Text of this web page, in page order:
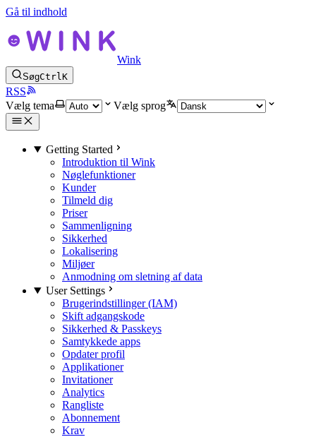
Gå til indhold
Wink
SøgCtrlK
RSS
Vælg tema
Vælg sprog
Getting Started
Introduktion til Wink
Nøglefunktioner
Kunder
Tilmeld dig
Priser
Sammenligning
Sikkerhed
Lokalisering
Miljøer
Anmodning om sletning af data
User Settings
Brugerindstillinger (IAM)
Skift adgangskode
Sikkerhed & Passkeys
Samtykkede apps
Opdater profil
Applikationer
Invitationer
Analytics
Rangliste
Abonnement
Krav